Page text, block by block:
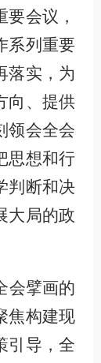
会议，
系列重要
实， 为
向、提供
领会全会
思想和行
判断和决
大局的政
会擘画的
焦构建现
引导，全